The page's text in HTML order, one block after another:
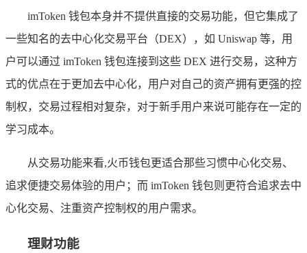
imToken 钱包本身并不提供直接的交易功能，但它集成了
一些知名的去中心化交易平台（DEX），如 Uniswap 等，用
户可以通过 imToken 钱包连接到这些 DEX 进行交易，这种方
式的优点在于更加去中心化，用户对自己的资产拥有更强的控
制权，交易过程相对复杂，对于新手用户来说可能存在一定的
学习成本。
从交易功能来看,火币钱包更适合那些习惯中心化交易、
追求便捷交易体验的用户；而 imToken 钱包则更符合追求去中
心化交易、注重资产控制权的用户需求。
理财功能